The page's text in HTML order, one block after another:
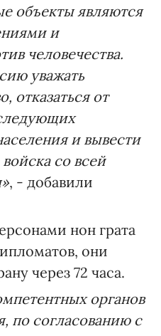
объекты являются
и
человечества.
уважать
отказаться от
и вывести
со всей
, - добавили
нон грата
они
через 72 часа.
органов
по согласованию с